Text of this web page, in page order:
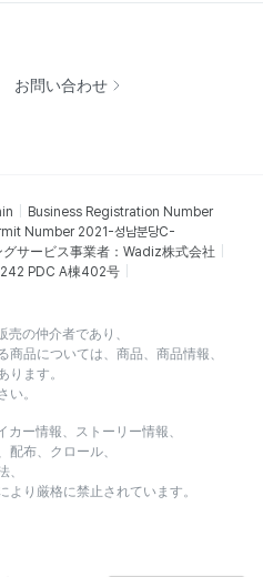
お問い合わせ
Business Registration Number
Number 2021-성남분당C-
サービス事業者：Wadiz株式会社
PDC A棟402号
の仲介者であり、
品については、商品、商品情報、
ります。
い。
ー情報、ストーリー情報、
配布、クロール、
、
より厳格に禁止されています。